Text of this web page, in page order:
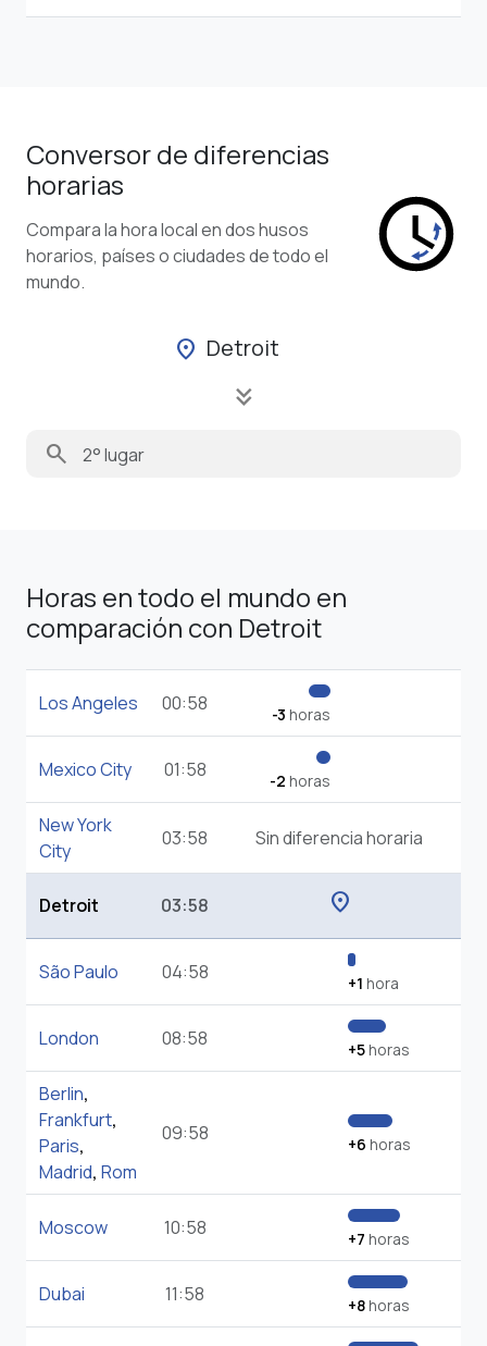
Conversor de diferencias
horarias
Compara la hora local en dos husos
horarios, países o ciudades de todo el
mundo.
location_on Detroit
keyboard_double_arrow_down
search
Horas en todo el mundo en
comparación con Detroit
Los Angeles 00:58 -3 horas
Mexico City 01:58 -2 horas
New York
City
03:58 Sin diferencia horaria
Detroit 03:58 location_on
São Paulo 04:58 +1 hora
London 08:58 +5horas
Berlin,
Frankfurt,
Paris,
Madrid, Rom
09:58 +6 horas
Moscow 10:58 +7 horas
Dubai 11:58 +8horas